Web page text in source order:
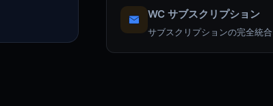
WC サブスクリプション
サブスクリプションの完全統